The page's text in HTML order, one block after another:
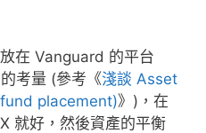
在 Vanguard 的平台
考量 (參考《淺談 Asset
placement)》)，在
就好，然後資產的平衡